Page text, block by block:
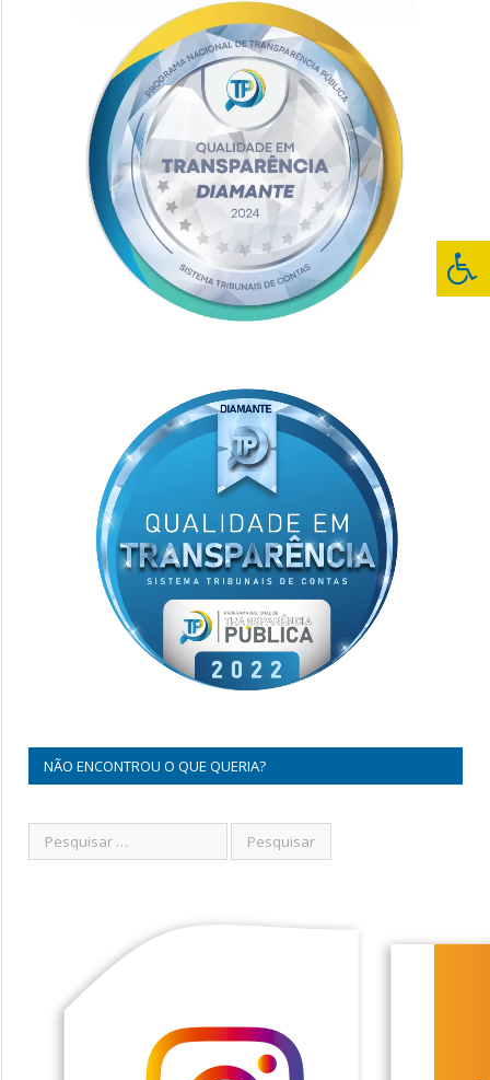
NÃO ENCONTROU O QUE QUERIA?